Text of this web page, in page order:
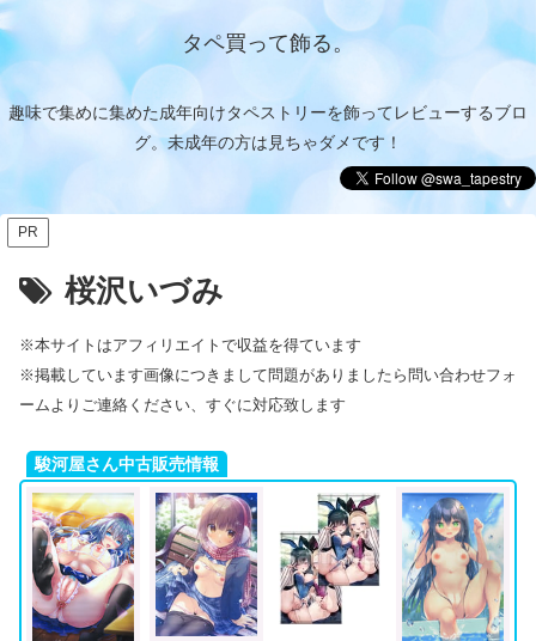
タペ買って飾る。
趣味で集めに集めた成年向けタペストリーを飾ってレビューするブロ
グ。未成年の方は見ちゃダメです！
PR
桜沢いづみ
※本サイトはアフィリエイトで収益を得ています
※掲載しています画像につきまして問題がありましたら問い合わせフォ
ームよりご連絡ください、すぐに対応致します
駿河屋さん中古販売情報